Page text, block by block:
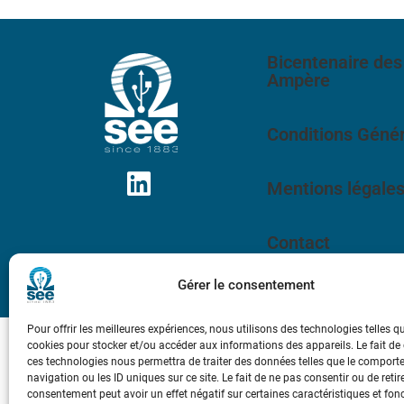
Gérer le consentement
Pour offrir les meilleures expériences, nous utilisons des technologies telles
cookies pour stocker et/ou accéder aux informations des appareils. Le fait de
ces technologies nous permettra de traiter des données telles que le
navigation ou les ID uniques sur ce site. Le fait de ne pas consentir ou de
consentement peut avoir un effet négatif sur certaines caractéristiques et
Bicentenaire
Ampère
Conditions
Mentions légales
Contact